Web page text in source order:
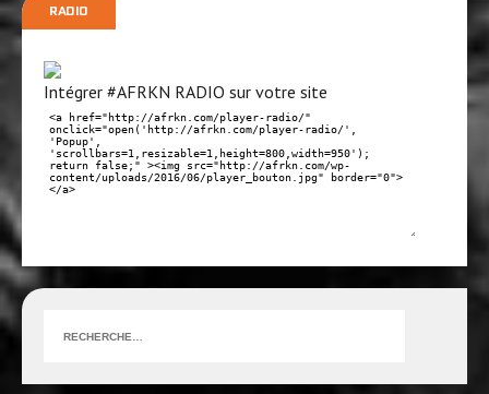
RADIO
Intégrer #AFRKN RADIO sur votre site